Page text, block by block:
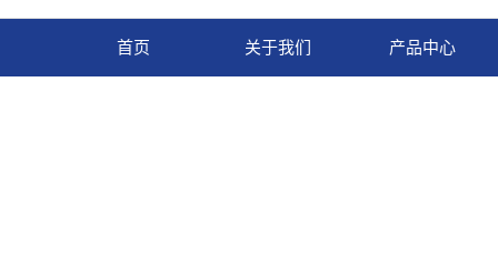
首页 关于我们 产品中心